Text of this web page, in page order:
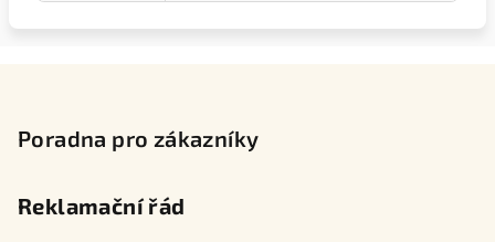
Poradna pro zákazníky
Reklamační řád